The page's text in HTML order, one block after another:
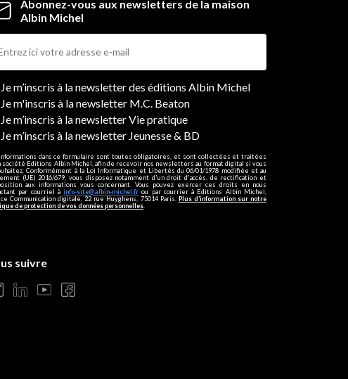
Abonnez-vous aux newsletters de la maison
Albin Michel
Je m’inscris à la newsletter des éditions Albin Michel
Je m'inscris à la newsletter M.C. Beaton
Je m’inscris à la newsletter Vie pratique
Je m’inscris à la newsletter Jeunesse & BD
dans ce formulaire sont toutes obligatoires, et sont collectées et traitées
société Editions Albin Michel, afin de recevoir nos newsletters au format digital si vous
Conformément à la Loi Informatique et Libertés du 06/01/1978 modifiée et au
(UE) 2016/679, vous disposez notamment d'un droit d'accès, de rectification et
aux informations vous concernant. Vous pouvez exercer ces droits en nous
par courriel àinfo-site@albin-michel.fr ou par courrier à Editions Albin Michel,
Communication digitale, 22 rue Huyghens, 75014 Paris. Plus d’information sur notre
de protection de vos données personnelles
suivre